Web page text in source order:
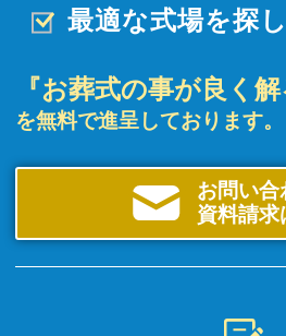
最適な式場を探
『お葬式の事が良く解
を無料で進呈しております。
お問い合
資料請求